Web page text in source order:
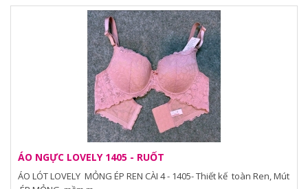
ÁO NGỰC LOVELY 1405 - RUỐT
ÁO LÓT LOVELY MỎNG ÉP REN CÀI 4 - 1405- Thiết kế toàn Ren, Mút